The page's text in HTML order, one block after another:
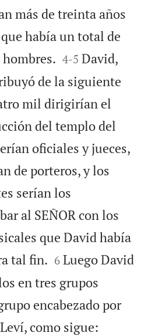
más de treinta años
había un total de


4-5 David,
de la siguiente
mil dirigirían el
del templo del
oficiales y jueces,
de porteros, y los
serían los
al SEÑOR con los
que David había
tal fin. 

6 Luego David
en tres grupos
encabezado por
como sigue: